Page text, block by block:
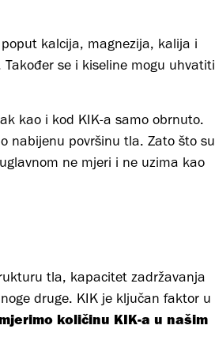
kalcija, magnezija, kalija i
se i kiseline mogu uhvatiti
kao i kod KIK-a samo obrnuto.
nabijenu površinu tla. Zato što su
ne mjeri i ne uzima kao
tla, kapacitet zadržavanja
druge. KIK je ključan faktor u
količinu KIK-a u našim